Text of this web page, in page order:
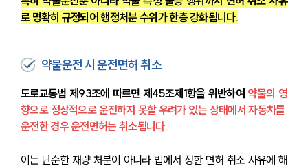
로 명확히 규정되어 행정처분 수위가 한층 강화됩니다.
약물운전 시 운전면허 취소
도로교통법 제93조에 따르면 제45조제1항을 위반하여 약물의 영
향으로 정상적으로 운전하지 못할 우려가 있는 상태에서 자동차를
운전한 경우 운전면허는 취소됩니다.
이는 단순한 재량 처분이 아니라 법에서 정한 면허 취소 사유에 해